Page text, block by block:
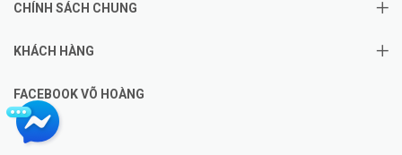
CHÍNH SÁCH CHUNG
KHÁCH HÀNG
FACEBOOK VÕ HOÀNG